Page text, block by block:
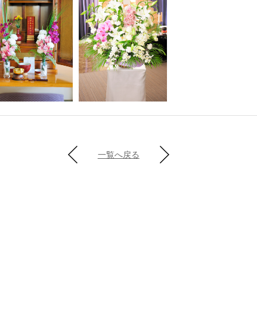
一覧へ戻る